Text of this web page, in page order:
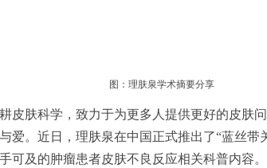
图：理肤泉学术摘要分享
皮肤科学，致力于为更多人提供更好的皮肤
爱。近日，理肤泉在中国正式推出了“蓝丝带
可及的肿瘤患者皮肤不良反应相关科普内容